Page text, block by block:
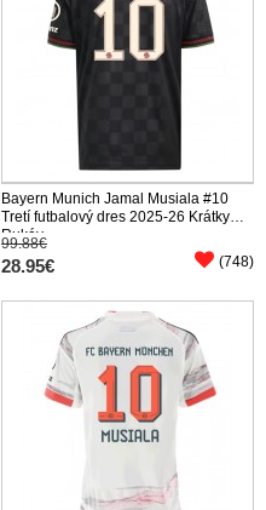
Bayern Munich Jamal Musiala #10
Tretí futbalový dres 2025-26 Krátky
Rukáv
99.88€
28.95€ (748)